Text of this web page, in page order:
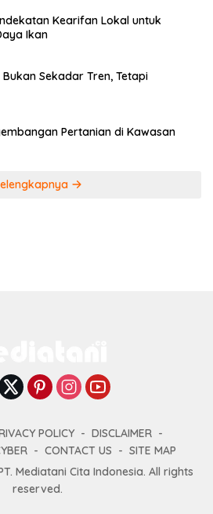
Kearifan Lokal untuk
Ikan
Sekadar Tren, Tetapi
Pertanian di Kawasan
POLICY
DISCLAIMER
CONTACT US
SITE MAP
Mediatani Cita Indonesia. All rights
reserved.